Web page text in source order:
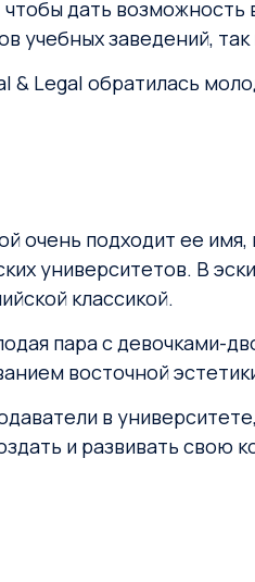
чтобы дать возможность
учебных заведений,
Legal обратилась
очень подходит ее
университетов. В
классикой.
пара с девочками-
восточной
в
и развивать свою